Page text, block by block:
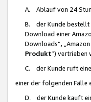
A. Ablauf von 24
B. der Kunde bestellt
Download einer
Downloads“,
Produkt“) vertrieben
C. der Kunde ruft eine
einer der folgenden Fälle
D. der Kunde kauft